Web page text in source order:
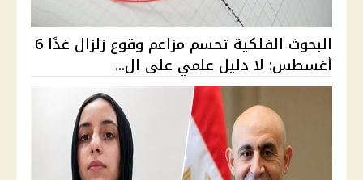
البحوث الفلكية تحسم مزاعم وقوع زلزال غدًا 6
أغسطس: لا دليل علمي على ال...